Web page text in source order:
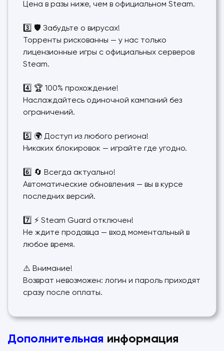
Цена в разы ниже, чем в официальном Steam.
3️⃣ 🛡 Забудьте о вирусах!
Торренты рискованны — у нас только
лицензионные игры с официальных серверов
Steam.
4️⃣ 🏆 100% прохождение!
Наслаждайтесь одиночной кампаний без
ограничений.
5️⃣ 🌍 Доступ из любого региона!
Никаких блокировок — играйте где угодно.
6️⃣ 🔄 Всегда актуально!
Автоматические обновления — вы в курсе
последних версий.
7️⃣ ⚡️ Steam Guard отключен!
Не ждите продавца — вход моментальный в
любое время.
⚠️ Внимание!
Возврат невозможен: логин и пароль приходят
сразу после оплаты.
Дополнительная информация